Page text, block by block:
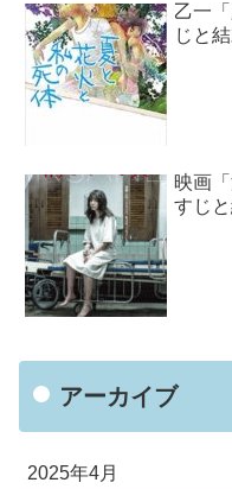
乙一
じと
映画
すじ
アーカイブ
2025年4月